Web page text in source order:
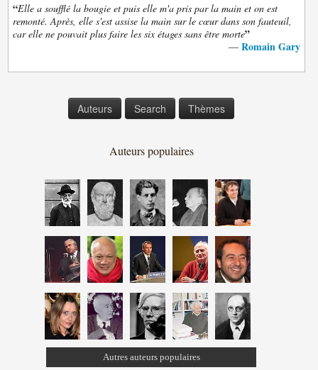
“Elle a soufflé la bougie et puis elle m'a pris par la main et on est
remonté. Après, elle s'est assise la main sur le cœur dans son fauteuil,
car elle ne pouvait plus faire les six étages sans être morte”
— Romain Gary
Auteurs Search Thèmes
Auteurs populaires
Autres auteurs populaires